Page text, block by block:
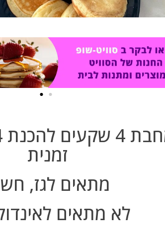
זמנית
מתאים לגז,
לא מתאים